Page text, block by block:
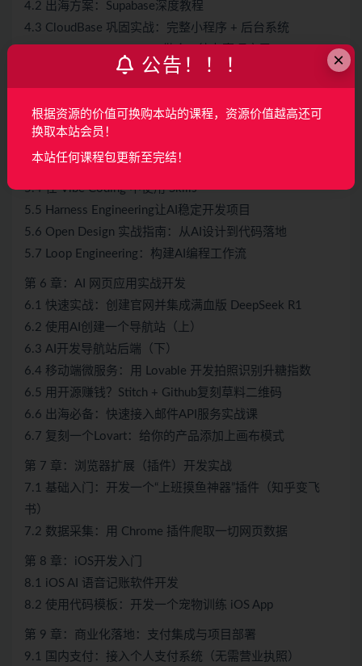
4.2 出海方案：Supabase深度教程
4.3 CloudBase 巩固实战：完整小程序 + 后台系统
4.5 开发一个全栈天气 OOTD 小程序
5.1 用Claude Code开发一个超赚钱的AI编程文档工具
5.3 MCP完整实战
5.4 在 Vibe Coding 中使用 Skills
5.5 Harness Engineering让AI稳定开发项目
5.6 Open Design 实战指南：从AI设计到代码落地
5.7 Loop Engineering：构建AI编程工作流
第 6 章：AI 网页应用实战开发
6.1 快速实战：创建官网并集成满血版 DeepSeek R1
6.2 使用AI创建一个导航站（上）
6.3 AI开发导航站后端（下）
6.4 移动端微服务：用 Lovable 开发拍照识别升糖指数
6.5 用开源赚钱？Stitch + Github复刻草料二维码
6.6 出海必备：快速接入邮件API服务实战课
6.7 复刻一个Lovart：给你的产品添加上画布模式
第 7 章：浏览器扩展（插件）开发实战
7.1 基础入门：开发一个“上班摸鱼神器”插件（知乎变飞
书）
7.2 数据采集：用 Chrome 插件爬取一切网页数据
第 8 章：iOS开发入门
8.1 iOS AI 语音记账软件开发
8.2 使用代码模板：开发一个宠物训练 iOS App
第 9 章：商业化落地：支付集成与项目部署
9.1 国内支付：接入个人支付系统（无需营业执照）
×
公告！！！
根据资源的价值可换购本站的课程，资源价值越高还可
换取本站会员！
本站任何课程包更新至完结！